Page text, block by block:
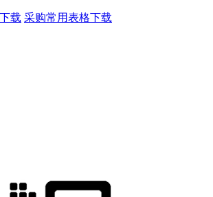
载 采购常用表格下载